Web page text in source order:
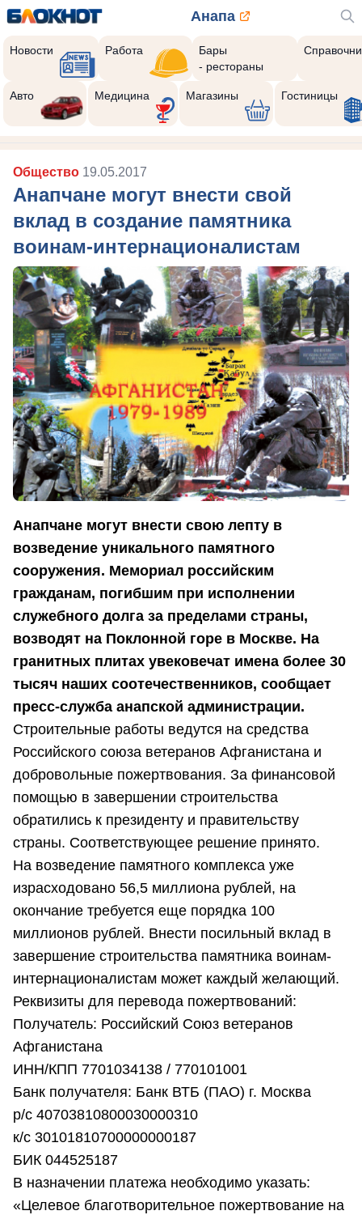
Анапа
Новости Работа
Бары
- рестораны
Авто Медицина Магазины Гостиницы
Общество 19.05.2017
Анапчане могут внести свой
вклад в создание памятника
воинам-интернационалистам
Анапчане могут внести свою лепту в
возведение уникального памятного
сооружения. Мемориал российским
гражданам, погибшим при исполнении
служебного долга за пределами страны,
возводят на Поклонной горе в Москве. На
гранитных плитах увековечат имена более 30
тысяч наших соотечественников, сообщает
пресс-служба анапской администрации.
Строительные работы ведутся на средства
Российского союза ветеранов Афганистана и
добровольные пожертвования. За финансовой
помощью в завершении строительства
обратились к президенту и правительству
страны. Соответствующее решение принято.
На возведение памятного комплекса уже
израсходовано 56,5 миллиона рублей, на
окончание требуется еще порядка 100
миллионов рублей. Внести посильный вклад в
завершение строительства памятника воинам-
интернационалистам может каждый желающий.
Реквизиты для перевода пожертвований:
Получатель: Российский Союз ветеранов
Афганистана
ИНН/КПП 7701034138 / 770101001
Банк получателя: Банк ВТБ (ПАО) г. Москва
р/с 40703810800030000310
к/с 30101810700000000187
БИК 044525187
В назначении платежа необходимо указать:
«Целевое благотворительное пожертвование на